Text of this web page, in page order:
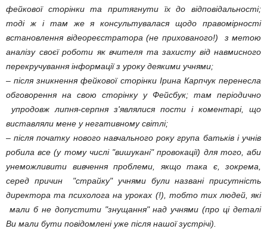
фейкової сторінки та притягнути їх до відповідальності;
тоді ж і там же я консультувалася щодо правомірності
встановлення відеореєстратора (не прихованого!) з метою
аналізу своєї роботи як вчителя та захисту від навмисного
перекручування інформації з уроку деякими учнями;
– після зникнення фейкової сторінки Ірина Карпчук перенесла
обговорення на свою сторінку у Фейсбук; там періодично
упродовж липня-серпня з'являлися пости і коментарі, що
виставляли мене у негативному світлі;
– після початку нового навчального року група батьків і учнів
робила все (у тому числі "вишукані" провокації) для того, аби
унеможливити вивчення проблеми, якщо така є, зокрема,
серед причин "страйку" учнями були названі присутність
директора та психолога на уроках (!), тобто тих людей, які
мали б не допустити "знущання" над учнями (про ці деталі
Ви мали бути повідомлені уже після нашої зустрічі).